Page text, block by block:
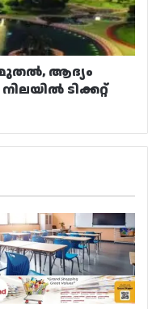
ആദ്യം
ടിക്കറ്റ്